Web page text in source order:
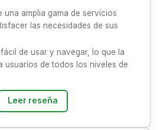
una amplia gama de servicios
las necesidades de sus
de usar y navegar, lo que la
usuarios de todos los niveles de
Leer reseña